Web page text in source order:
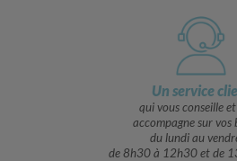
Un service
qui vous conseille
accompagne sur vos
du lundi au
de 8h30 à 12h30 et de